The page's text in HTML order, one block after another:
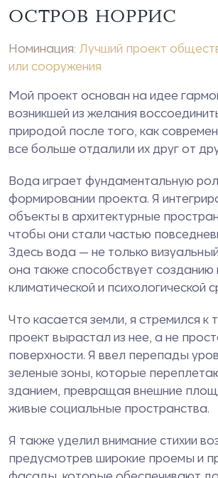
ОСТРОВ НОРРИС
Номинация: Лучший проект
или сооружения
Мой проект основан на идее
возникшей из желания
природой после того, как
все больше отдалили их друг от
Вода играет фундаментальную
формировании проекта. Я
объекты в архитектурные
чтобы они стали частью
Здесь вода — не только
она также способствует
климатической и психологической
Что касается земли, я стремился к
проект вырастал из нее, а не
поверхности. Я ввел перепады
зеленые зоны, которые
зданием, превращая внешние
живые социальные пространства.
Я также уделил внимание стихии
предусмотрев широкие проемы и